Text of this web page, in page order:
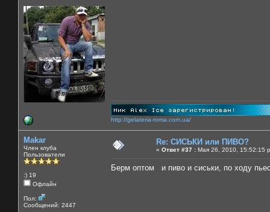
http://gelateria-roma.com.ua/
Makar
Член клуба
Пользователи
:) 19
Офлайн
Пол:
Сообщений: 2447
Re: СИСЬКИ или ПИВО?
« Ответ #37 : Мая 26, 2010, 15:52:15
Берм оптом и пиво и сиськи, по ходу